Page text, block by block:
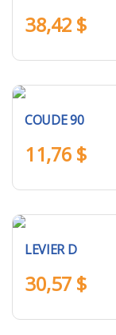
38,42 $
COUDE 90
11,76 $
LEVIER D
30,57 $